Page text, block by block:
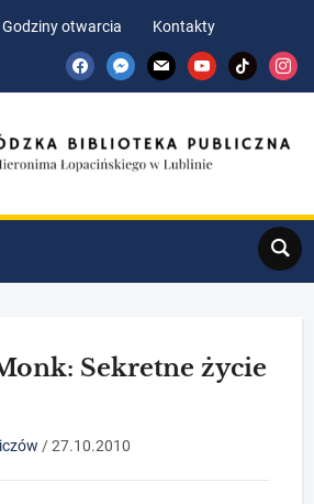
Godziny otwarcia
Kontakty
facebookmessenger
mail youtubetiktok
Search
Sekretne życie
/27.10.2010